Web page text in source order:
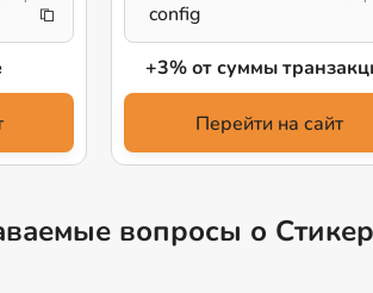
config
+3% от суммы
Перейти на сайт
вопросы о